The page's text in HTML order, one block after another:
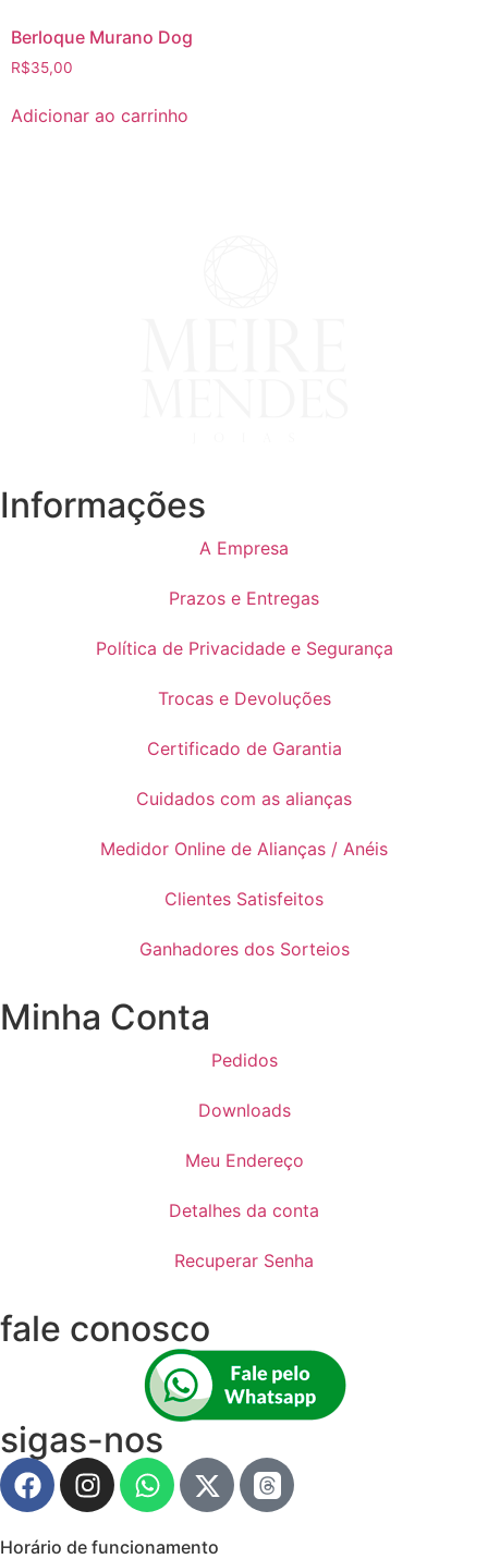
Berloque Murano Dog
R$35,00
Adicionar ao carrinho
Informações
A Empresa
Prazos e Entregas
Política de Privacidade e Segurança
Trocas e Devoluções
Certificado de Garantia
Cuidados com as alianças
Medidor Online de Alianças / Anéis
Clientes Satisfeitos
Ganhadores dos Sorteios
Minha Conta
Pedidos
Downloads
Meu Endereço
Detalhes da conta
Recuperar Senha
fale conosco
sigas-nos
Horário de funcionamento